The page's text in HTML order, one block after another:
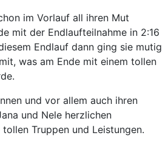
im Vorlauf all ihren Mut
mit der Endlaufteilnahme in 2:16
Endlauf dann ging sie mutig
was am Ende mit einem tollen
und vor allem auch ihren
und Nele herzlichen
Truppen und Leistungen.